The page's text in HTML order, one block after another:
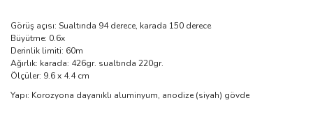
Görüş açısı: Sualtında 94 derece, karada 150 derece
Büyütme: 0.6x
Derinlik limiti: 60m
Ağırlık: karada: 426gr. sualtında 220gr.
Ölçüler: 9.6 x 4.4 cm
Yapı: Korozyona dayanıklı aluminyum, anodize (siyah) gövde